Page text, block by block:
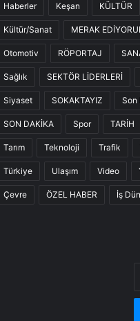
Haberler Keşan KÜLTÜR
Kültür/Sanat MERAK
Otomotiv RÖPORTAJ
Sağlık SEKTÖR LİDERLERİ
Siyaset SOKAKTAYIZ Son
SON DAKİKA Spor TARİH
Tarım Teknoloji Trafik
Türkiye Ulaşım Video
Çevre ÖZEL HABER İş